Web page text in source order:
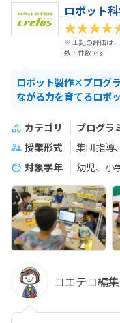
ロボット
※ 上記の評価は
数・件数です
ロボット製作×プログ
ながる力を育てるロボ
カテゴリ
プログラ
授業形式
集団指導
対象学年
幼児、小
コエテコ編